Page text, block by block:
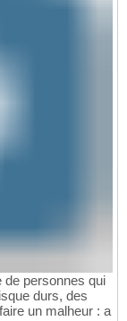
de personnes qui
durs, des
un malheur : a